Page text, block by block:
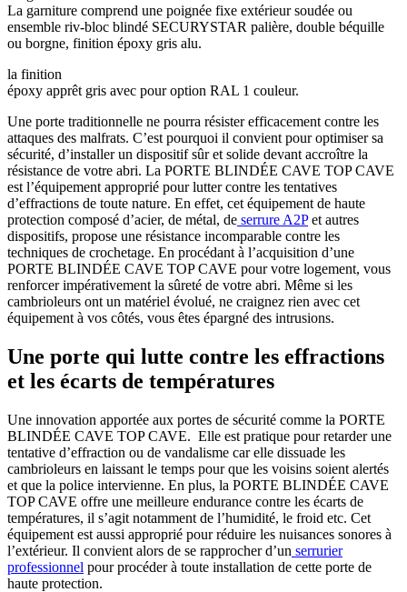
La garniture comprend une poignée fixe extérieur soudée ou
ensemble riv-bloc blindé SECURYSTAR palière, double béquille
ou borgne, finition époxy gris alu.
la finition
époxy apprêt gris avec pour option RAL 1 couleur.
Une porte traditionnelle ne pourra résister efficacement contre les
attaques des malfrats. C’est pourquoi il convient pour optimiser sa
sécurité, d’installer un dispositif sûr et solide devant accroître la
résistance de votre abri. La PORTE BLINDÉE CAVE TOP CAVE
est l’équipement approprié pour lutter contre les tentatives
d’effractions de toute nature. En effet, cet équipement de haute
protection composé d’acier, de métal, de serrure A2Pet autres
dispositifs, propose une résistance incomparable contre les
techniques de crochetage. En procédant à l’acquisition d’une
PORTE BLINDÉE CAVE TOP CAVE pour votre logement, vous
renforcer impérativement la sûreté de votre abri. Même si les
cambrioleurs ont un matériel évolué, ne craignez rien avec cet
équipement à vos côtés, vous êtes épargné des intrusions.
Une porte qui lutte contre les effractions
et les écarts de températures
Une innovation apportée aux portes de sécurité comme la PORTE
BLINDÉE CAVE TOP CAVE. Elle est pratique pour retarder une
tentative d’effraction ou de vandalisme car elle dissuade les
cambrioleurs en laissant le temps pour que les voisins soient alertés
et que la police intervienne. En plus, la PORTE BLINDÉE CAVE
TOP CAVE offre une meilleure endurance contre les écarts de
températures, il s’agit notamment de l’humidité, le froid etc. Cet
équipement est aussi approprié pour réduire les nuisances sonores à
l’extérieur. Il convient alors de se rapprocher d’un serrurier
professionnel pour procéder à toute installation de cette porte de
haute protection.